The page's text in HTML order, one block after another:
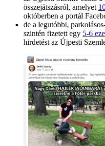
összejátszásról, amelyet
októberben a portál
de a legutóbbi,
szintén fizetett egy 5-6
hirdetést az Újpesti